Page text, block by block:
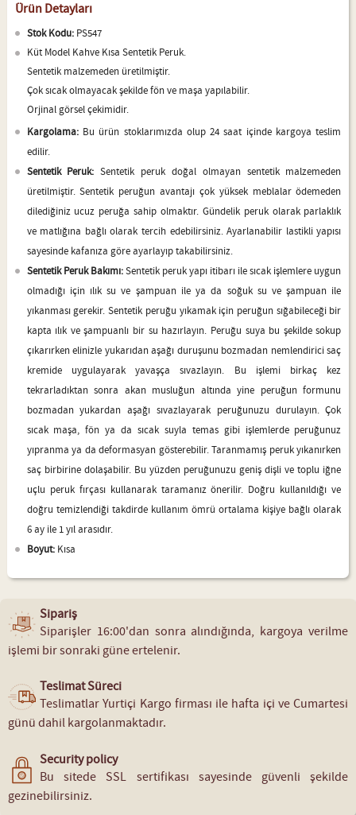
Ürün Detayları
Stok Kodu:PS547
Küt Model Kahve Kısa Sentetik Peruk.
Sentetik malzemeden üretilmiştir.
Çok sıcak olmayacak şekilde fön ve maşa yapılabilir.
Orjinal görsel çekimidir.
Kargolama: Bu ürün stoklarımızda olup 24 saat içinde kargoya teslim
edilir.
Sentetik Peruk:Sentetik peruk doğal olmayan sentetik malzemeden
üretilmiştir. Sentetik peruğun avantajı çok yüksek meblalar ödemeden
dilediğiniz ucuz peruğa sahip olmaktır. Gündelik peruk olarak parlaklık
ve matlığına bağlı olarak tercih edebilirsiniz. Ayarlanabilir lastikli yapısı
sayesinde kafanıza göre ayarlayıp takabilirsiniz.
Sentetik Peruk Bakımı:Sentetik peruk yapı itibarı ile sıcak işlemlere uygun
olmadığı için ılık su ve şampuan ile ya da soğuk su ve şampuan ile
yıkanması gerekir. Sentetik peruğu yıkamak için peruğun sığabileceği bir
kapta ılık ve şampuanlı bir su hazırlayın. Peruğu suya bu şekilde sokup
çıkarırken elinizle yukarıdan aşağı duruşunu bozmadan nemlendirici saç
kremide uygulayarak yavaşça sıvazlayın. Bu işlemi birkaç kez
tekrarladıktan sonra akan musluğun altında yine peruğun formunu
bozmadan yukardan aşağı sıvazlayarak peruğunuzu durulayın. Çok
sıcak maşa, fön ya da sıcak suyla temas gibi işlemlerde peruğunuz
yıpranma ya da deformasyan gösterebilir. Taranmamış peruk yıkanırken
saç birbirine dolaşabilir. Bu yüzden peruğunuzu geniş dişli ve toplu iğne
uçlu peruk fırçası kullanarak taramanız önerilir. Doğru kullanıldığı ve
doğru temizlendiği takdirde kullanım ömrü ortalama kişiye bağlı olarak
6 ay ile 1 yıl arasıdır.
Boyut: Kısa
Sipariş
Siparişler 16:00'dan sonra alındığında, kargoya verilme
işlemi bir sonraki güne ertelenir.
Teslimat Süreci
Teslimatlar Yurtiçi Kargo firması ile hafta içi ve Cumartesi
günü dahil kargolanmaktadır.
Security policy
Bu sitede SSL sertifikası sayesinde güvenli şekilde
gezinebilirsiniz.